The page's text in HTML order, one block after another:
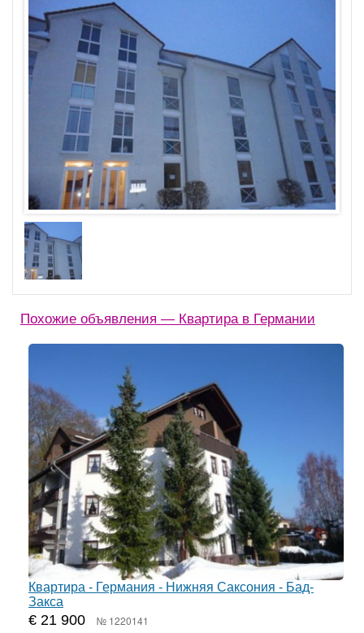
Похожие объявления — Квартира в Германии
Квартира - Германия - Нижняя Саксония - Бад-
Закса
€ 21 900 № 1220141